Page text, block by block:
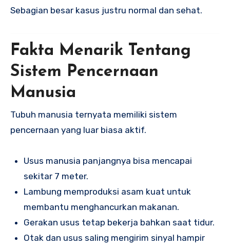
Sebagian besar kasus justru normal dan sehat.
Fakta Menarik Tentang
Sistem Pencernaan
Manusia
Tubuh manusia ternyata memiliki sistem
pencernaan yang luar biasa aktif.
Usus manusia panjangnya bisa mencapai
sekitar 7 meter.
Lambung memproduksi asam kuat untuk
membantu menghancurkan makanan.
Gerakan usus tetap bekerja bahkan saat tidur.
Otak dan usus saling mengirim sinyal hampir